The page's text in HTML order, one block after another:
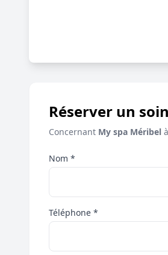
Réserver un
Concernant My spa Méribel
Nom *
Téléphone *